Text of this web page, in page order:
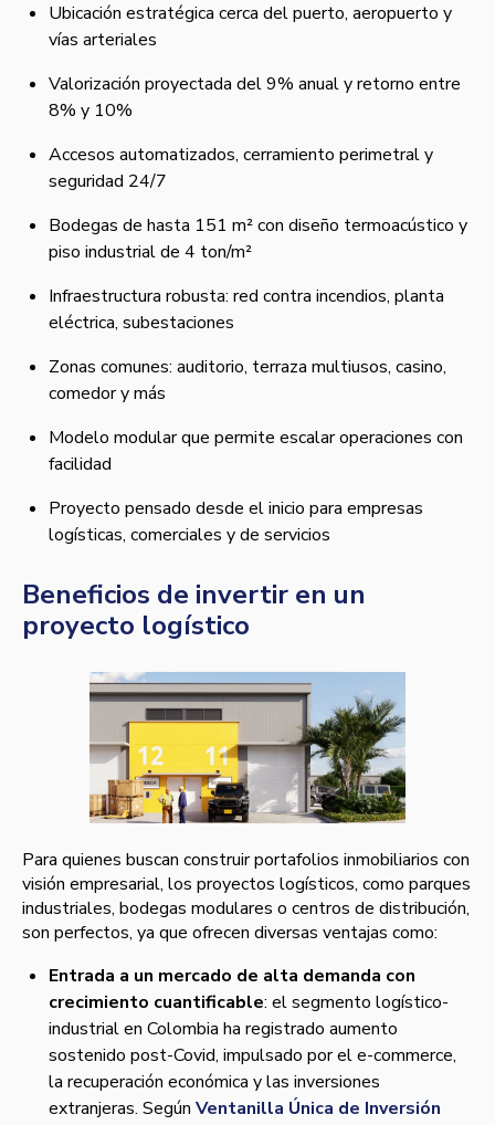
Ubicación estratégica cerca del puerto, aeropuerto y
vías arteriales
Valorización proyectada del 9% anual y retorno entre
8% y 10%
Accesos automatizados, cerramiento perimetral y
seguridad 24/7
Bodegas de hasta 151 m² con diseño termoacústico y
piso industrial de 4 ton/m²
Infraestructura robusta: red contra incendios, planta
eléctrica, subestaciones
Zonas comunes: auditorio, terraza multiusos, casino,
comedor y más
Modelo modular que permite escalar operaciones con
facilidad
Proyecto pensado desde el inicio para empresas
logísticas, comerciales y de servicios
Beneficios de invertir en un
proyecto logístico
Para quienes buscan construir portafolios inmobiliarios con
visión empresarial, los proyectos logísticos, como parques
industriales, bodegas modulares o centros de distribución,
son perfectos, ya que ofrecen diversas ventajas como:
Entrada a un mercado de alta demanda con
crecimiento cuantificable: el segmento logístico-
industrial en Colombia ha registrado aumento
sostenido post-Covid, impulsado por el e-commerce,
la recuperación económica y las inversiones
extranjeras. Según Ventanilla Única de Inversión